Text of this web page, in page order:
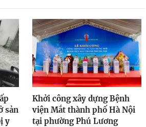
sản
y
Khởi công xây dựng Bệnh
viện Mắt thành phố Hà Nội
tại phường Phú Lương